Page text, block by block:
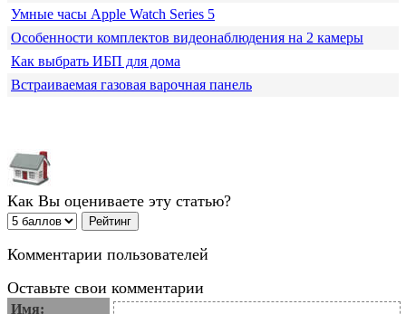
Умные часы Apple Watch Series 5
Особенности комплектов видеонаблюдения на 2 камеры
Как выбрать ИБП для дома
Встраиваемая газовая варочная панель
Как Вы оцениваете эту статью?
Комментарии пользователей
Оставьте свои комментарии
Имя: